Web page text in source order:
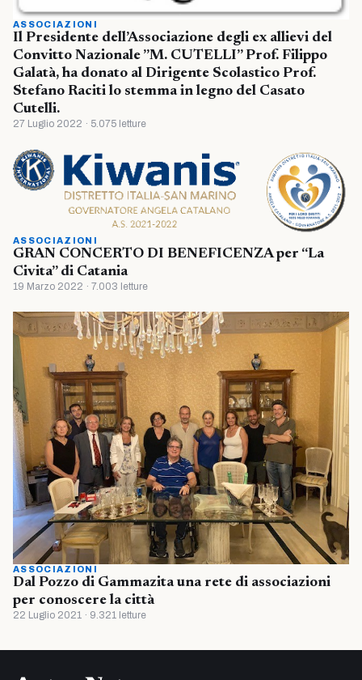
ASSOCIAZIONI
Il Presidente dell’Associazione degli ex allievi del
Convitto Nazionale ”M. CUTELLI” Prof. Filippo
Galatà, ha donato al Dirigente Scolastico Prof.
Stefano Raciti lo stemma in legno del Casato
Cutelli.
27 Luglio 2022 · 5.075 letture
ASSOCIAZIONI
GRAN CONCERTO DI BENEFICENZA per “La
Civita” di Catania
19 Marzo 2022 · 7.003 letture
ASSOCIAZIONI
Dal Pozzo di Gammazita una rete di associazioni
per conoscere la città
22 Luglio 2021 · 9.321 letture